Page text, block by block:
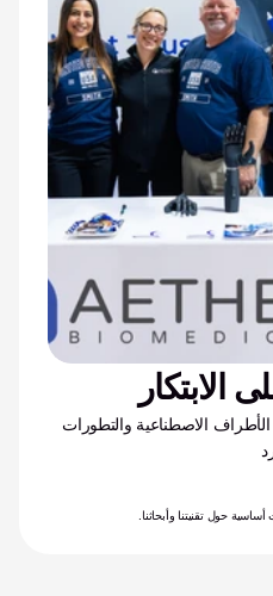
الابتكار
حول تقنيتنا وأبحاثنا.